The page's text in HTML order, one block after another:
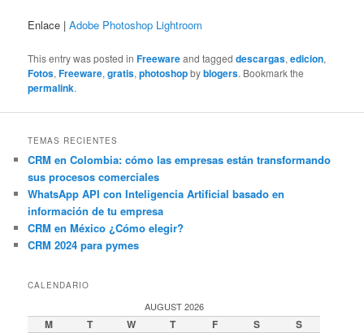
Enlace |Adobe Photoshop Lightroom
This entry was posted inFreewareand taggeddescargas,edicion,
Fotos,Freeware,gratis,photoshopbyblogers. Bookmark the
permalink.
TEMAS RECIENTES
CRM en Colombia: cómo las empresas están transformando
sus procesos comerciales
WhatsApp API con Inteligencia Artificial basado en
información de tu empresa
CRM en México ¿Cómo elegir?
CRM 2024 para pymes
CALENDARIO
AUGUST 2026
M T W T F S S